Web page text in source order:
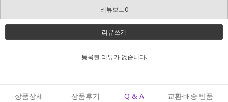
리뷰보드0
리뷰쓰기
등록된 리뷰가 없습니다.
상품상세 상품후기 Q & A 교환·배송·반품